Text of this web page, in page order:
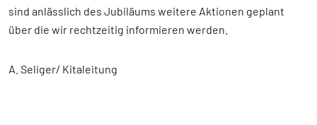
sind anlässlich des Jubiläums weitere Aktionen geplant
über die wir rechtzeitig informieren werden.
A. Seliger/ Kitaleitung